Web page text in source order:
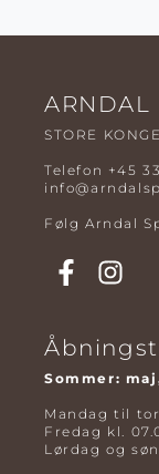
ARNDAL
STORE
Telefon +45
Følg Arndal
Sommer:
Mandag til
Fredag kl.
Lørdag og